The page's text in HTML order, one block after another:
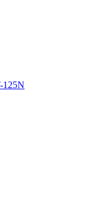
125N